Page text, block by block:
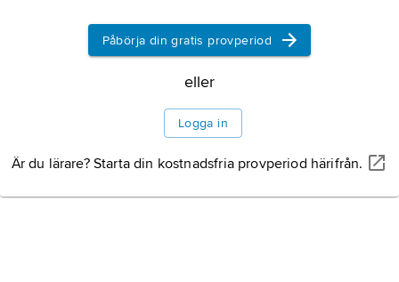
Påbörja din gratis provperiod
eller
Logga in
Är du lärare? Starta din kostnadsfria provperiod härifrån.